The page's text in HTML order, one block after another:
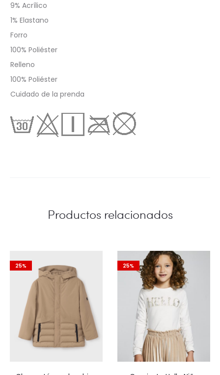
9% Acrílico
1% Elastano
Forro
100% Poliéster
Relleno
100% Poliéster
Cuidado de la prenda
Productos relacionados
25% 25%